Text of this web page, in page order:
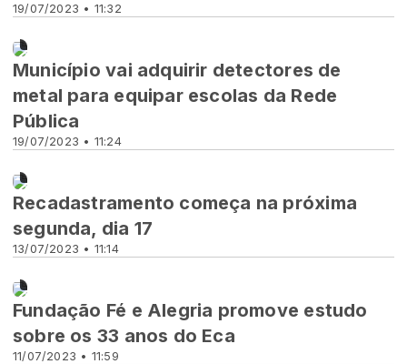
19/07/2023 • 11:32
19/07/2023 • 11:24
Município vai adquirir detectores de
metal para equipar escolas da Rede
Pública
13/07/2023 • 11:14
Recadastramento começa na próxima
segunda, dia 17
11/07/2023 • 11:59
Fundação Fé e Alegria promove estudo
sobre os 33 anos do Eca